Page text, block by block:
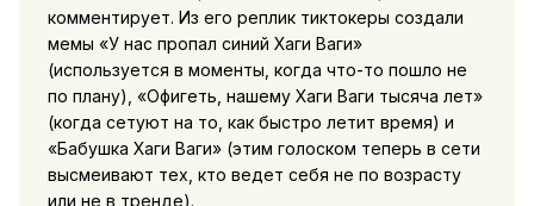
комментирует. Из его реплик тиктокеры создали
мемы «У нас пропал синий Хаги Ваги»
(используется в моменты, когда что-то пошло не
по плану), «Офигеть, нашему Хаги Ваги тысяча лет»
(когда сетуют на то, как быстро летит время) и
«Бабушка Хаги Ваги» (этим голоском теперь в сети
высмеивают тех, кто ведет себя не по возрасту
или не в тренде).